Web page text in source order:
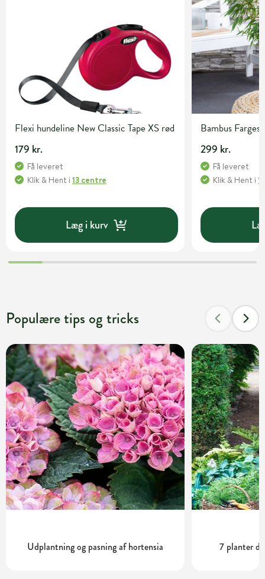
Flexi hundeline New Classic Tape XS rød
179 kr.
Få leveret
Klik & Hent i 13 centre
Læg i kurv
Bambus
299 kr.
Få leveret
Klik & Hent i
Populære tips og tricks
Udplantning og pasning af hortensia 7 planter